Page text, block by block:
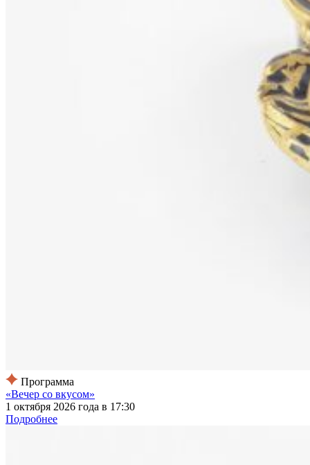
Программа
«Вечер со вкусом»
1 октября 2026 года в 17:30
Подробнее